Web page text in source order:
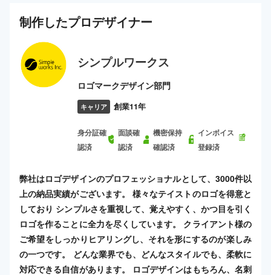
制作したプロデザイナー
シンプルワークス
ロゴマークデザイン部門
キャリア 創業11年
身分証確
認済
面談確
認済
機密保持
確認済
インボイス
登録済
弊社はロゴデザインのプロフェッショナルとして、3000件以
上の納品実績がございます。 様々なテイストのロゴを得意と
しており シンプルさを重視して、覚えやすく、かつ目を引く
ロゴを作ることに全力を尽くしています。 クライアント様の
ご希望をしっかりヒアリングし、それを形にするのが楽しみ
の一つです。 どんな業界でも、どんなスタイルでも、柔軟に
対応できる自信があります。 ロゴデザインはもちろん、名刺